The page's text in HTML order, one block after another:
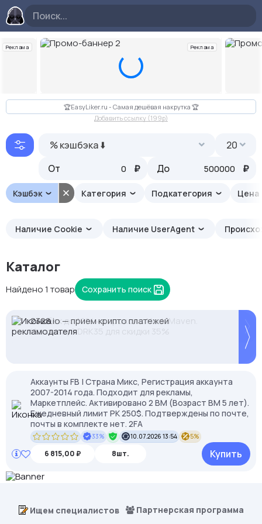
Реклама Реклама
Слайд 2 из 10
🏆EasyLiker.ru - Самая дешёвая накрутка 🏆
Добавить ссылку (199p)
% кэшбэка ⬇️
От
₽ До ₽
20
Категория Подкатегория Цена
Кэшбэк
Наличие Cookie Наличие UserAgent
Каталог
Найдено 1 товар Сохранить поиск
2328.io — прием крипто платежей
Proxys.io - лучшие прокси 💚 Подберём под ваши
задачи 🚀 Промокод Store - 20% на всё!
Кешбек до 10% на прокси с NodeMaven.
Используй DRK35 для скидки 35%
Аккаунты FB | Страна Микс, Регистрация аккаунта
2007-2014 года. Подходит для рекламы,
Маркетплейс. Активировано 2 BM (Возраст BM 5 лет).
Ежедневный лимит РК 250$. Подтверждены по почте,
почты в комплекте нет. 2FA
33% 10.07.2026 13:54 5%
6 815,00 ₽ 8шт. Купить
Ищем специалистов
Партнерская программа